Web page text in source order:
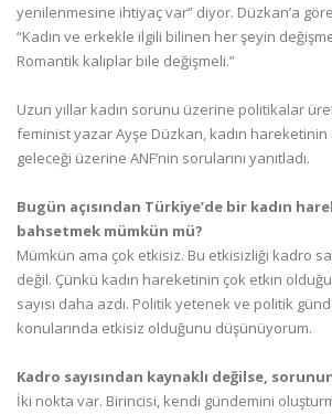
yenilenmesine ihtiyaç var” diyor. Düzkan’a
“Kadın ve erkekle ilgili bilinen her şeyin
Romantik kalıplar bile değişmeli.”
Uzun yıllar kadın sorunu üzerine politikalar
feminist yazar Ayşe Düzkan, kadın
geleceği üzerine ANF’nin sorularını yanıtladı.
Bugün açısından Türkiye’de bir kadın
bahsetmek mümkün mü?
Mümkün ama çok etkisiz. Bu etkisizliği kadro
değil. Çünkü kadın hareketinin çok etkin
sayısı daha azdı. Politik yetenek ve politik
konularında etkisiz olduğunu düşünüyorum.
Kadro sayısından kaynaklı değilse,
İki nokta var. Birincisi, kendi gündemini